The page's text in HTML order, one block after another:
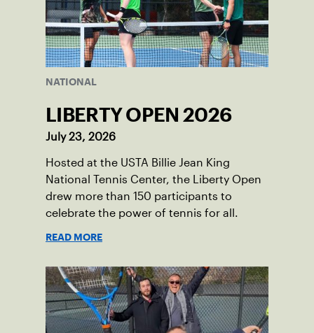
NATIONAL
LIBERTY OPEN 2026
July 23, 2026
Hosted at the USTA Billie Jean King
National Tennis Center, the Liberty Open
drew more than 150 participants to
celebrate the power of tennis for all.
READ MORE